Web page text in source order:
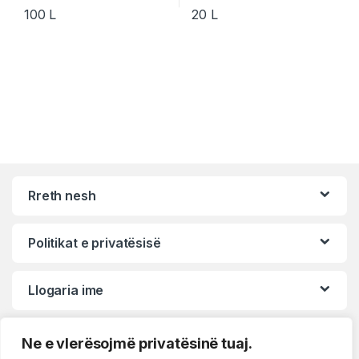
Ne e vlerësojmë privatësinë tuaj.
100 L 20 L
Rreth nesh
Politikat e privatësisë
Llogaria ime